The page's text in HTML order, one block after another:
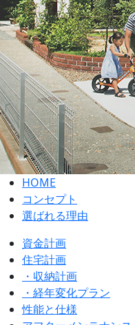
HOME
コンセプト
選ばれる理由
資金計画
住宅計画
・収納計画
・経年変化プラン
性能と仕様